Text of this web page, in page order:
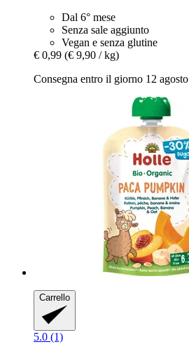
Dal 6° mese
Senza sale aggiunto
Vegan e senza glutine
€ 0,99 (€ 9,90 / kg)
Consegna entro il giorno 12 agosto
Carrello
5.0 (1)